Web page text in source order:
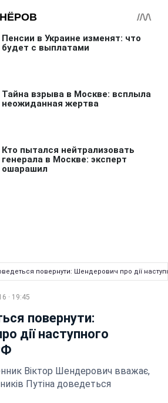
повернути: Шендерович про дії
· 19:45
повернути:
дії наступного
Віктор Шендерович вважає,
Путіна доведеться